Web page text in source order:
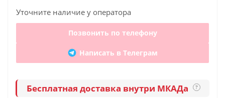
Уточните наличие у оператора
Позвонить по телефону
Написать в Телеграм
Бесплатная доставка внутри МКАДа ?